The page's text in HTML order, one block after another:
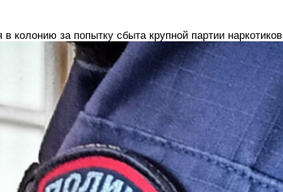
колонию за попытку сбыта крупной партии наркотиков